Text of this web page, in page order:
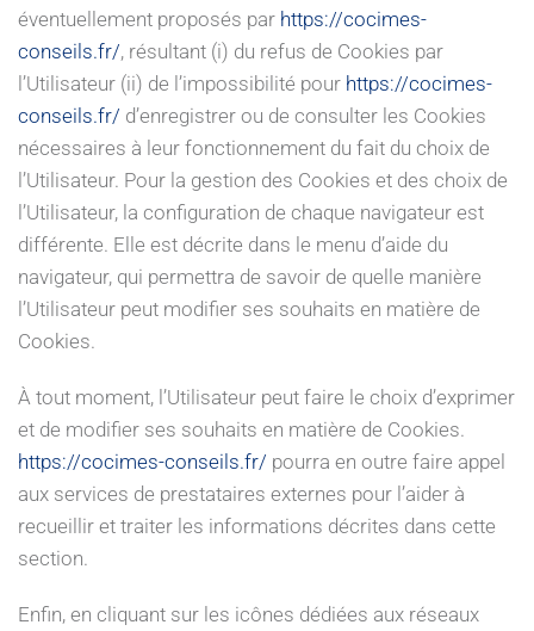
éventuellement proposés par https://cocimes-
conseils.fr/, résultant (i) du refus de Cookies par
l’Utilisateur (ii) de l’impossibilité pour https://cocimes-
conseils.fr/ d’enregistrer ou de consulter les Cookies
nécessaires à leur fonctionnement du fait du choix de
l’Utilisateur. Pour la gestion des Cookies et des choix de
l’Utilisateur, la configuration de chaque navigateur est
différente. Elle est décrite dans le menu d’aide du
navigateur, qui permettra de savoir de quelle manière
l’Utilisateur peut modifier ses souhaits en matière de
Cookies.
À tout moment, l’Utilisateur peut faire le choix d’exprimer
et de modifier ses souhaits en matière de Cookies.
https://cocimes-conseils.fr/ pourra en outre faire appel
aux services de prestataires externes pour l’aider à
recueillir et traiter les informations décrites dans cette
section.
Enfin, en cliquant sur les icônes dédiées aux réseaux